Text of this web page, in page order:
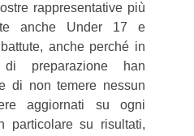
rappresentative più
anche Under 17 e
anche perché in
preparazione han
di non temere nessun
aggiornati su ogni
particolare su risultati,